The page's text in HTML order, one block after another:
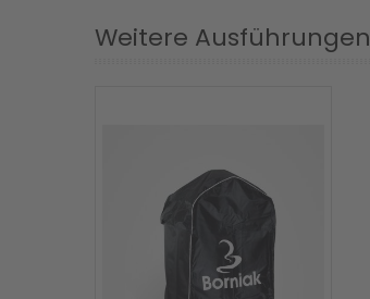
Weitere Ausführungen